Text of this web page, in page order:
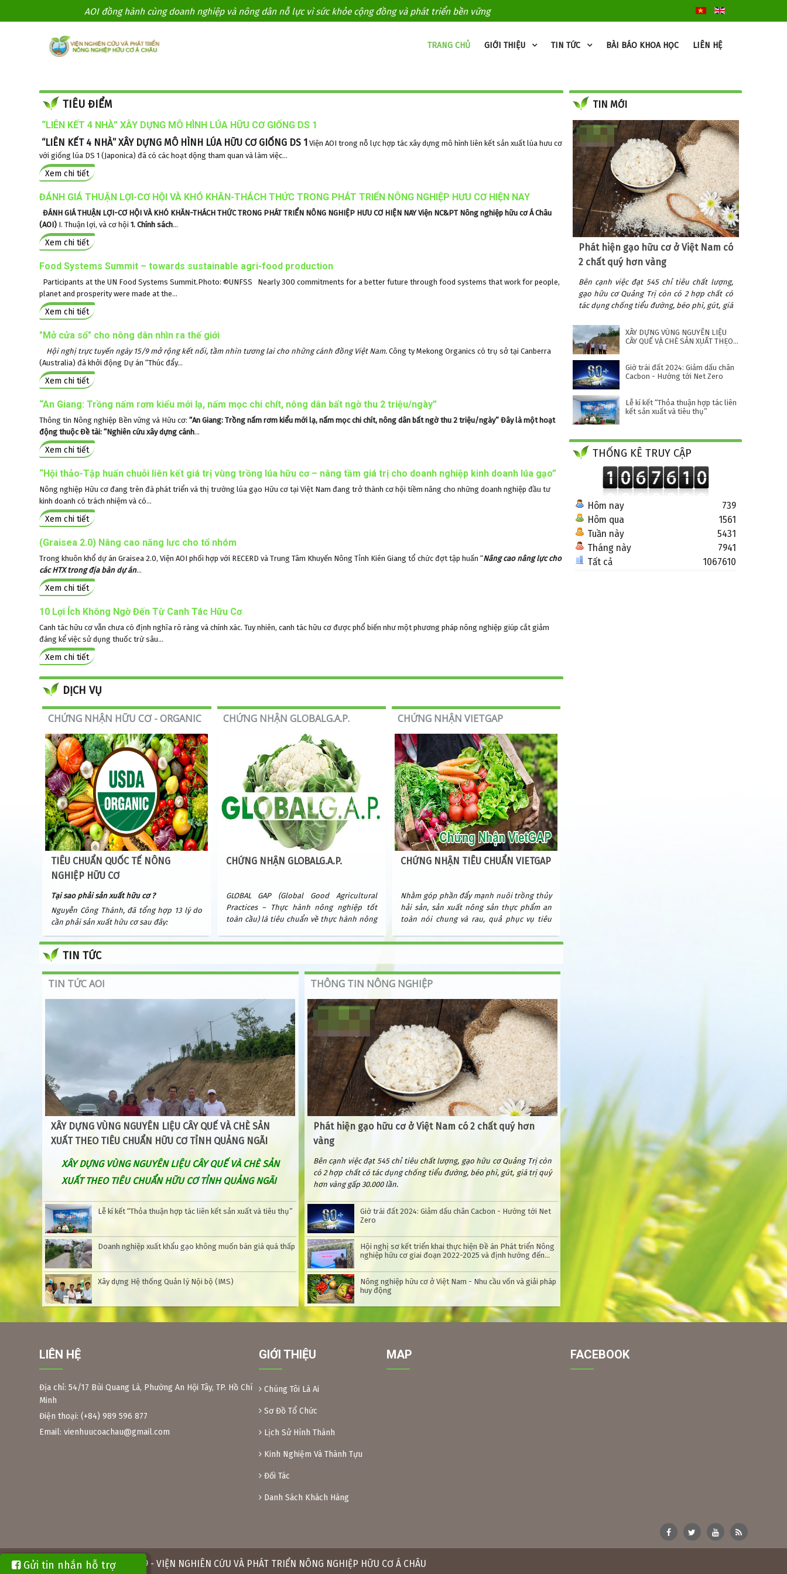
AOI đồng hành cùng doanh nghiệp và nông dân nỗ lực vì sức khỏe cộng đồng và phát triển bền vững
TRANG CHỦ GIỚI THIỆU TIN TỨC BÀI BÁO KHOA HỌC LIÊN HỆ
TIÊU ĐIỂM
“LIÊN KẾT 4 NHÀ” XÂY DỰNG MÔ HÌNH LÚA HỮU CƠ GIỐNG DS 1
“LIÊN KẾT 4 NHÀ” XÂY DỰNG MÔ HÌNH LÚA HỮU CƠ GIỐNG DS 1 Viện AOI trong nỗ lực hợp tác xây dựng mô hình liên kết sản xuất lúa hưu cơ
với giống lúa DS 1 (Japonica) đã có các hoạt dộng tham quan và làm việc...
Xem chi tiết
ĐÁNH GIÁ THUẬN LỢI-CƠ HỘI VÀ KHÓ KHĂN-THÁCH THỨC TRONG PHÁT TRIỂN NÔNG NGHIỆP HƯU CƠ HIỆN NAY
ĐÁNH GIÁ THUẬN LỢI-CƠ HỘI VÀ KHÓ KHĂN-THÁCH THỨC TRONG PHÁT TRIỂN NÔNG NGHIỆP HƯU CƠ HIỆN NAY Viện NC&PT Nông nghiệp hữu cơ Á Châu
(AOI) I. Thuận lợi, và cơ hội1. Chính sách...
Xem chi tiết
Food Systems Summit – towards sustainable agri-food production
Participants at the UN Food Systems Summit.Photo: ©UNFSS Nearly 300 commitments for a better future through food systems that work for people,
planet and prosperity were made at the...
Xem chi tiết
"Mở cửa sổ" cho nông dân nhìn ra thế giới
Hội nghị trực tuyến ngày 15/9 mở rộng kết nối, tầm nhìn tương lai cho những cánh đồng Việt Nam. Công ty Mekong Organics có trụ sở tại Canberra
(Australia) đã khởi động Dự án “Thúc đẩy...
Xem chi tiết
“An Giang: Trồng nấm rơm kiểu mới lạ, nấm mọc chi chít, nông dân bất ngờ thu 2 triệu/ngày”
Thông tin Nông nghiệp Bền vững và Hữu cơ:“An Giang: Trồng nấm rơm kiểu mới lạ, nấm mọc chi chít, nông dân bất ngờ thu 2 triệu/ngày” Đây là một hoạt
động thuộc Đề tài: “Nghiên cứu xây dựng cánh...
Xem chi tiết
“Hội thảo-Tập huấn chuỗi liên kết giá trị vùng trồng lúa hữu cơ – nâng tầm giá trị cho doanh nghiệp kinh doanh lúa gạo”
Nông nghiệp Hữu cơ đang trên đà phát triển và thị trường lúa gạo Hữu cơ tại Việt Nam đang trở thành cơ hội tiềm năng cho những doanh nghiệp đầu tư
kinh doanh có trách nhiệm và có...
Xem chi tiết
(Graisea 2.0) Nâng cao năng lưc cho tổ nhóm
Trong khuôn khổ dự án Graisea 2.0, Viện AOI phối hợp với RECERD và Trung Tâm Khuyến Nông Tỉnh Kiên Giang tổ chức đợt tập huấn “Nâng cao nâng lực cho
các HTX trong địa bàn dự án...
Xem chi tiết
10 Lợi Ích Không Ngờ Đến Từ Canh Tác Hữu Cơ
Canh tác hữu cơ vẫn chưa có định nghĩa rõ ràng và chính xác. Tuy nhiên, canh tác hữu cơ được phổ biến như một phương pháp nông nghiệp giúp cắt giảm
đáng kể việc sử dụng thuốc trừ sâu...
Xem chi tiết
© FreeJoomla! 3 Modules- byVinaGecko.com
DỊCH VỤ
CHỨNG NHẬN HỮU CƠ - ORGANIC
TIÊU CHUẨN QUỐC TẾ NÔNG
NGHIỆP HỮU CƠ
Tại sao phải sản xuất hữu cơ ?
Nguyễn Công Thành, đã tổng hợp 13 lý do
cần phải sản xuất hữu cơ sau đây:
bón và thuốc BVTV
CHỨNG NHẬN GLOBALG.A.P.
CHỨNG NHẬN GLOBALG.A.P.
GLOBAL GAP (Global Good Agricultural
Practices – Thực hành nông nghiệp tốt
toàn cầu) là tiêu chuẩn về thực hành nông
hoạch và xử lý sau thu hoạch.
CHỨNG NHẬN VIETGAP
CHỨNG NHẬN TIÊU CHUẨN VIETGAP
Nhằm góp phần đẩy mạnh nuôi trồng thủy
hải sản, sản xuất nông sản thực phẩm an
toàn nói chung và rau, quả phục vụ tiêu
Nông nghiệp và Phát triển Nông thôn ban
TIN TỨC
TIN TỨC AOI
XÂY DỰNG VÙNG NGUYÊN LIỆU CÂY QUẾ VÀ CHÈ SẢN
XUẤT THEO TIÊU CHUẨN HỮU CƠ TỈNH QUẢNG NGÃI
XÂY DỰNG VÙNG NGUYÊN LIỆU CÂY QUẾ VÀ CHÈ SẢN
XUẤT THEO TIÊU CHUẨN HỮU CƠ TỈNH QUẢNG NGÃI
Nguồn hình: Viện AOI tham quan vùng nguyên liệu tỉnh Quảng Ngãi
Ngày 26/2/2024 nhóm chuyên gia Viện AOI hợp tác với các đối tác ở
Quảng Ngãi xây dựng vùng nguyên liệu cây quế và chè sản xuất theo
chục năm tuổi cho đến 200 năm tuổi; vùng quế đã trên dưới chục
Lễ kí kết “Thỏa thuận hợp tác liên kết sản xuất và tiêu thụ”
Doanh nghiệp xuất khẩu gạo không muốn bán giá quá thấp
Xây dựng Hệ thống Quản lý Nội bộ (IMS)
THÔNG TIN NÔNG NGHIỆP
Phát hiện gạo hữu cơ ở Việt Nam có 2 chất quý hơn
vàng
Bên cạnh việc đạt 545 chỉ tiêu chất lượng, gạo hữu cơ Quảng Trị còn
có 2 hợp chất có tác dụng chống tiểu đường, béo phì, gút, giá trị quý
hơn vàng gấp 30.000 lần.
Giờ trái đất 2024: Giảm dấu chân Cacbon - Hướng tới Net
Zero
Hội nghị sơ kết triển khai thực hiện Đề án Phát triển Nông
nghiệp hữu cơ giai đoạn 2022-2025 và định hướng đến
Nông nghiệp hữu cơ ở Việt Nam - Nhu cầu vốn và giải pháp
huy động
TIN MỚI
Phát hiện gạo hữu cơ ở Việt Nam có
2 chất quý hơn vàng
Bên cạnh việc đạt 545 chỉ tiêu chất lượng,
gạo hữu cơ Quảng Trị còn có 2 hợp chất có
tác dụng chống tiểu đường, béo phì, gút, giá
XÂY DỰNG VÙNG NGUYÊN LIỆU
CÂY QUẾ VÀ CHÈ SẢN XUẤT THEO
Giờ trái đất 2024: Giảm dấu chân
Cacbon - Hướng tới Net Zero
Lễ kí kết “Thỏa thuận hợp tác liên
kết sản xuất và tiêu thụ”
THỐNG KÊ TRUY CẬP
Hôm nay
Hôm qua
Tuần này
Tháng này
Tất cả
739
1561
5431
7941
1067610
LIÊN HỆ
Địa chỉ: 54/17 Bùi Quang Là, Phường An Hội Tây, TP. Hồ Chí
Minh
Điện thoại: (+84) 989 596 877
Email: vienhuucoachau@gmail.com
GIỚI THIỆU
Chúng Tôi Là Ai
Sơ Đồ Tổ Chức
Lịch Sử Hình Thành
Kinh Nghiệm Và Thành Tựu
Đối Tác
Danh Sách Khách Hàng
MAP FACEBOOK
Copyright © 2019 - VIỆN NGHIÊN CỨU VÀ PHÁT TRIỂN NÔNG NGHIỆP HỮU CƠ Á CHÂU
Gửi tin nhắn hỗ trợ